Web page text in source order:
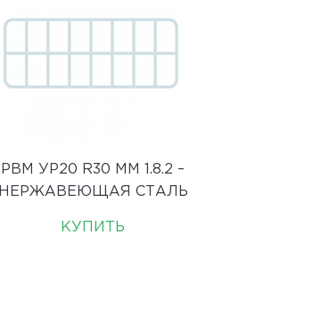
РВМ УР20 R30 ММ 1.8.2 –
НЕРЖАВЕЮЩАЯ СТАЛЬ
КУПИТЬ